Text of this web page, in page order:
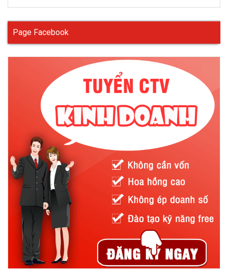
Đây là loại găng tay cao su được làm từ cao su tổng hợp, được
sử dụng khi tiếp xúc với hóa chất trong thời gian dài. Chúng có
tác dụng bảo vệ da tay trước các tác nhân như axit nitric, axit
sunfuric, axit hydrochloric, axit HF… Đồng thời chúng còn giúp
chống lại quá trình oxy hóa và ozone ăn mòn, thấm hơi nước,
linh hoạt trong nhiệt độ thấp.
Găng tay cao su chống hóa chất tự nhiên latex
Page Facebook